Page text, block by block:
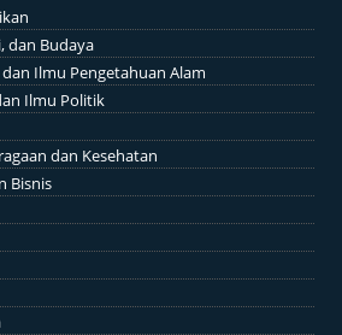
dan Budaya
Ilmu Pengetahuan Alam
Ilmu Politik
dan Kesehatan
Bisnis